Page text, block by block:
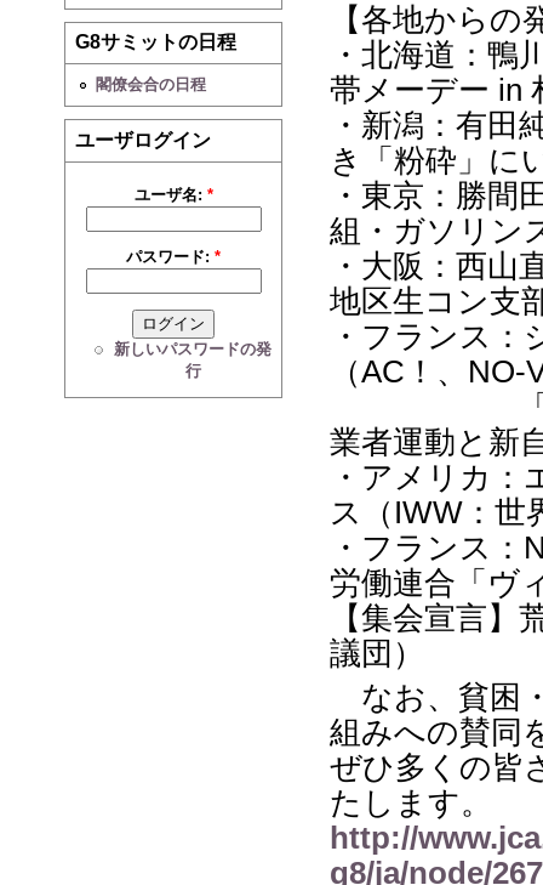
G8サミットの日程
閣僚会合の日程
ユーザログイン
ユーザ名: *
パスワード:*
新しいパスワードの発
行
【各地からの
・北海道：鴨
帯メーデー in
・新潟：有田
き「粉砕」に
・東京：勝間
組・ガソリン
・大阪：西山
地区生コン支
・フランス：
（AC！、
「フラ
業者運動と新
・アメリカ：
ス（IWW：世
・フランス：
労働連合「ヴ
【集会宣言】
議団）
なお、貧困
組みへの賛同
ぜひ多くの皆
たします。
http://
g8/ja/node/267